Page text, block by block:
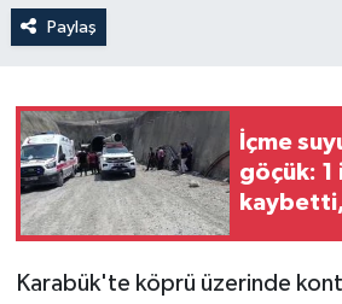
Paylaş
İçme
göçük: 1
kaybetti,
Karabük'te köprü üzerinde